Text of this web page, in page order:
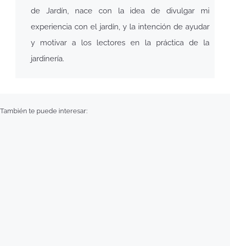
de Jardín, nace con la idea de divulgar mi
experiencia con el jardín, y la intención de ayudar
y motivar a los lectores en la práctica de la
jardinería.
También te puede interesar: